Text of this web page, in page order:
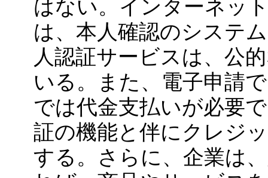
はない。インターネッ
は、本人確認のシステ
人認証サービスは、公
いる。また、電子申請
では代金支払いが必要
証の機能と伴にクレジ
する。さらに、企業は